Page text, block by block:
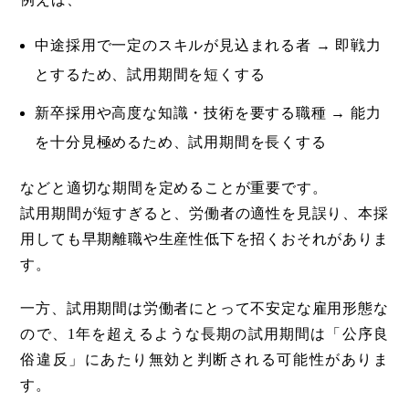
中途採用で一定のスキルが見込まれる者 → 即戦力
とするため、試用期間を短くする
新卒採用や高度な知識・技術を要する職種 → 能力
を十分見極めるため、試用期間を長くする
などと適切な期間を定めることが重要です。
試用期間が短すぎると、労働者の適性を見誤り、本採
用しても早期離職や生産性低下を招くおそれがありま
す。
一方、試用期間は労働者にとって不安定な雇用形態な
ので、1年を超えるような長期の試用期間は「公序良
俗違反」にあたり無効と判断される可能性がありま
す。